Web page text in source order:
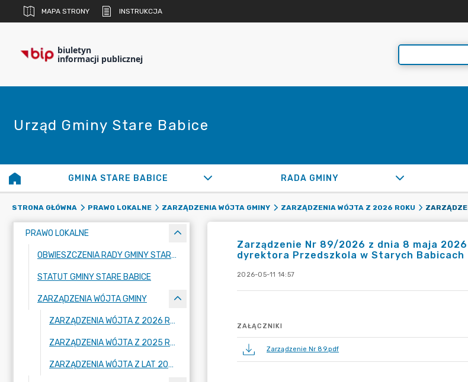
MAPA STRONY INSTRUKCJA
biuletyn
informacji publicznej
Urząd Gminy Stare Babice
GMINA STARE BABICE RADA GMINY
STRONA GŁÓWNA PRAWO LOKALNE ZARZĄDZENIA WÓJTA GMINY ZARZĄDZENIA WÓJTA Z 2026 ROKU
PRAWO LOKALNE
OBWIESZCZENIA RADY GMINY STARE BABICE
STATUT GMINY STARE BABICE
ZARZĄDZENIA WÓJTA GMINY
ZARZĄDZENIA WÓJTA Z 2026 ROKU
ZARZĄDZENIA WÓJTA Z 2025 ROKU
ZARZĄDZENIA WÓJTA Z LAT 2002-2025
Zarządzenie Nr 89/2026 z dnia 8 maja
dyrektora Przedszkola w Starych Babicach
2026-05-11 14:57
ZAŁĄCZNIKI
Zarządzenie Nr 89.pdf